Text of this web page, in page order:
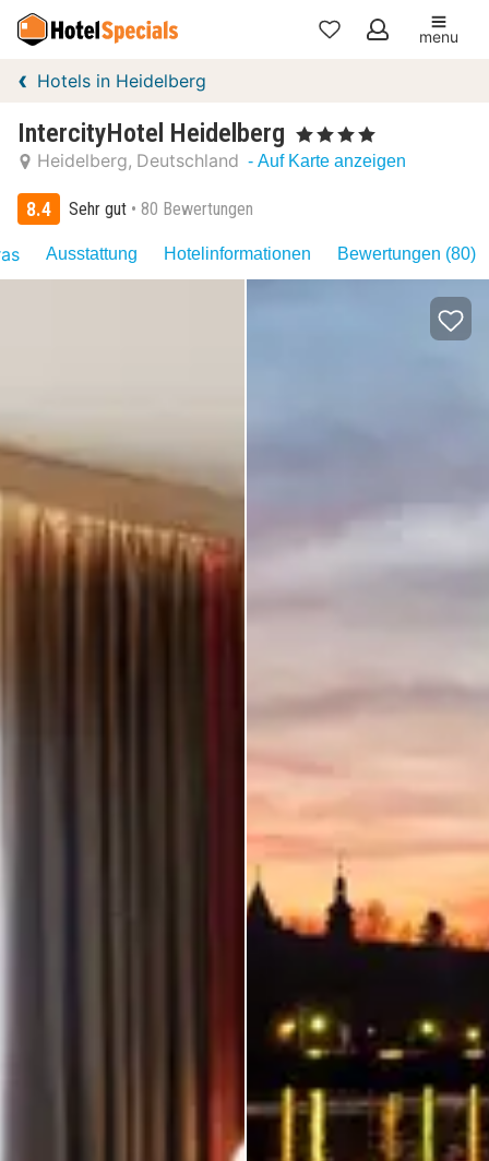
Meine
menu
Hotels in Heidelberg
IntercityHotel Heidelberg , 4 Sterne
Heidelberg Deutschland - Auf Karte anzeigen
8.4 Sehr gut 80 Bewertungen
Ausstattung Hotelinformationen Bewertungen (80)